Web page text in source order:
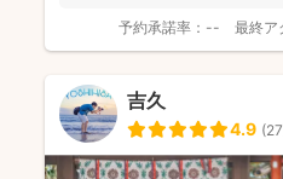
予約承諾率： -- 最終ア
吉久
4.9 (27